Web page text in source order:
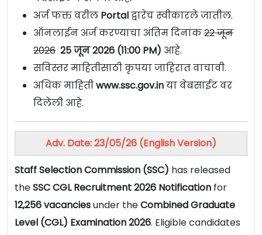
अर्ज फक्त वरील Portalद्वारेच स्वीकारले जातील.
ऑनलाईन अर्ज करण्याचा अंतिम दिनांक22 जून
2026 25 जून 2026 (11:00 PM) आहे.
सविस्तर माहितीसाठी कृपया जाहिरात वाचावी.
अधिक माहितीwww.ssc.gov.inया वेबसाईट वर
दिलेली आहे.
Adv. Date: 23/05/26 (English Version)
Staff Selection Commission (SSC) has released
theSSC CGL Recruitment 2026 Notification for
12,256 vacanciesunder theCombined Graduate
Level (CGL) Examination 2026. Eligible candidates